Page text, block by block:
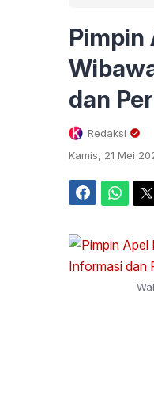
Pimpin
dan
Redaksi
Kamis, 21 Mei